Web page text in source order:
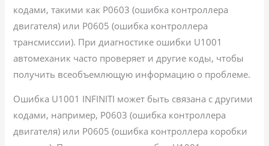
кодами, такими как P0603 (ошибка контроллера
двигателя) или P0605 (ошибка контроллера
трансмиссии). При диагностике ошибки U1001
автомеханик часто проверяет и другие коды, чтобы
получить всеобъемлющую информацию о проблеме.
Ошибка U1001 INFINITI может быть связана с другими
кодами, например, P0603 (ошибка контроллера
двигателя) или P0605 (ошибка контроллера коробки